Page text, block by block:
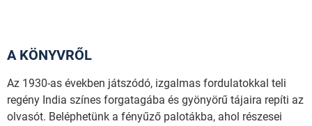
A KÖNYVRŐL
Az 1930-as években játszódó, izgalmas fordulatokkal teli
regény India színes forgatagába és gyönyörű tájaira repíti az
olvasót. Beléphetünk a fényűző palotákba, ahol részesei